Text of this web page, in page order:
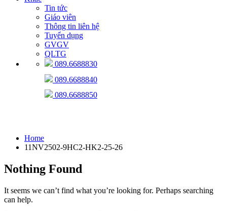
Tin tức
Giáo viên
Thông tin liên hệ
Tuyển dụng
GVGV
QLTG
089.6688830
089.6688840
089.6688850
Home
11NV2502-9HC2-HK2-25-26
Nothing Found
It seems we can’t find what you’re looking for. Perhaps searching
can help.